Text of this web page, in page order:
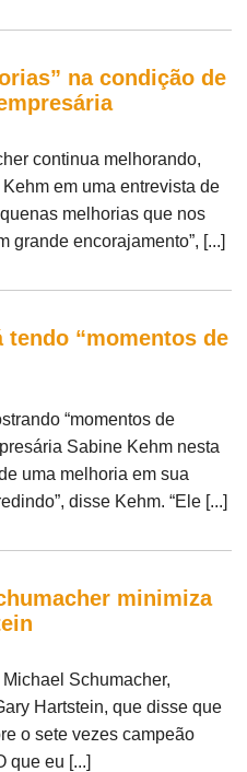
na condição de
continua melhorando,
em uma entrevista de
melhorias que nos
grande encorajamento”, [...]
tendo “momentos de
“momentos de
Sabine Kehm nesta
uma melhoria em sua
disse Kehm. “Ele [...]
minimiza
Schumacher,
Hartstein, que disse que
o sete vezes campeão
que eu [...]